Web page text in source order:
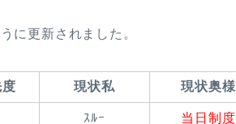
に更新されました。
現状私 現状奥様
ｽﾙｰ 当日制度